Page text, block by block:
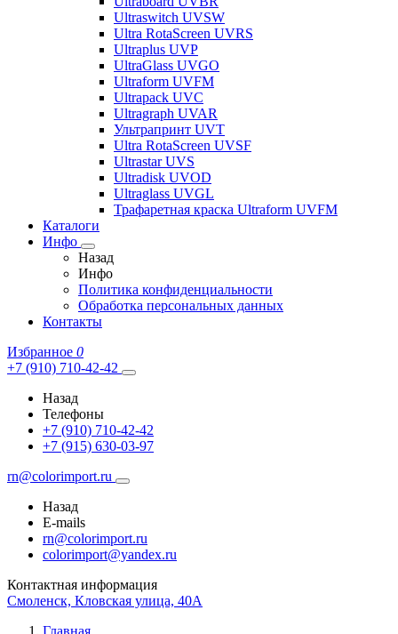
Ultraswitch UVSW
Ultra RotaScreen UVRS
Ultraplus UVP
UltraGlass UVGO
Ultraform UVFM
Ultrapack UVC
Ultragraph UVAR
Ультрапринт UVT
Ultra RotaScreen UVSF
Ultrastar UVS
Ultradisk UVOD
Ultraglass UVGL
Трафаретная краска Ultraform UVFM
Каталоги
Инфо
Назад
Инфо
Политика конфиденциальности
Обработка персональных данных
Контакты
Избранное 0
+7 (910) 710-42-42
Назад
Телефоны
+7 (910) 710-42-42
+7 (915) 630-03-97
rn@colorimport.ru
Назад
E-mails
rn@colorimport.ru
colorimport@yandex.ru
Контактная информация
Смоленск, Кловская улица, 40А
Главная